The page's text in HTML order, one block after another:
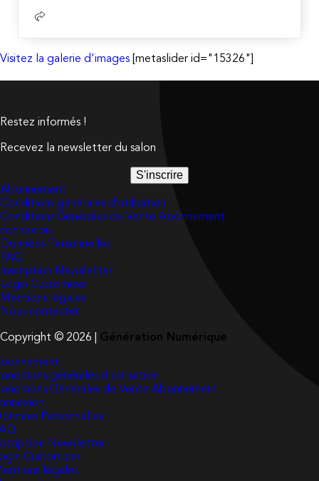
Visitez la galerie d'images [metaslider id="15326"]
Restez informés !
Recevez la newsletter du salon
S'inscrire
Abonnement
Conditions générales d’utilisation
Conditions Générales de Vente Abonnement
connexion
Données Personnelles
FAQ
Inscription Newsletter
Login Customizer
Mentions légales
Nous contacter
Copyright © 2026 | Génération Numérique
générales d’utilisation
Générales de Vente Abonnement
Personnelles
Newsletter
Customizer
légales